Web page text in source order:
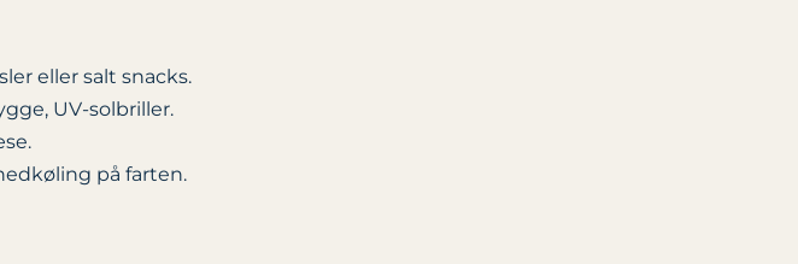
eller salt snacks.
UV-solbriller.
på farten.